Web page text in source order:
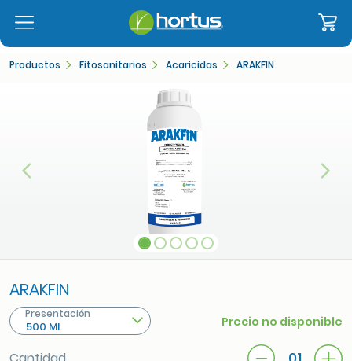
Productos Fitosanitarios Acaricidas ARAKFIN
Anterior
ARAKFIN
500 ML
Presentación
Precio no disponible